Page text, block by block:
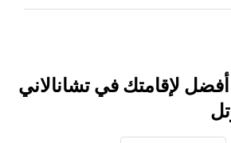
أفضل لإقامتك في تشانالاني